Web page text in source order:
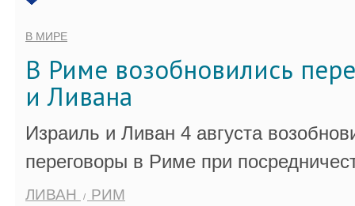
В МИРЕ
В Риме возобновились
и Ливана
Израиль и Ливан 4 августа
переговоры в Риме при
ЛИВАН РИМ